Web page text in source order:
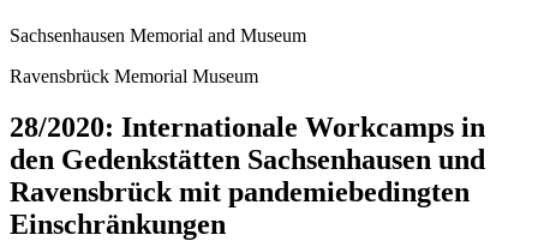
Sachsenhausen Memorial and Museum
Ravensbrück Memorial Museum
28/2020: Internationale Workcamps in
den Gedenkstätten Sachsenhausen und
Ravensbrück mit pandemiebedingten
Einschränkungen